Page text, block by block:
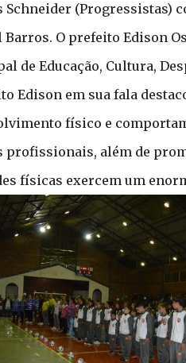
Schneider (Progressistas)
Barros. O prefeito Edison
de Educação, Cultura,
Edison em sua fala
físico e
profissionais, além de
físicas exercem um